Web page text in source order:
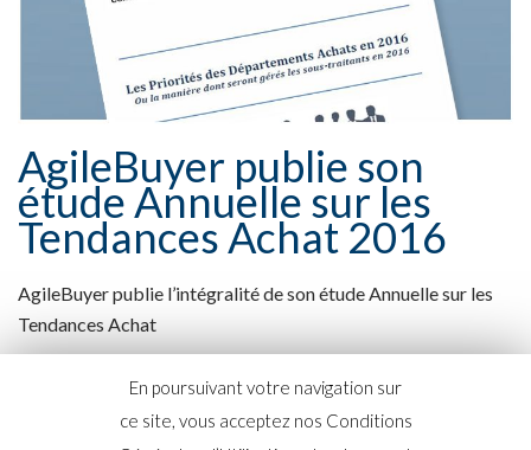
AgileBuyer publie son
étude Annuelle sur les
Tendances Achat 2016
AgileBuyer publie l’intégralité de son étude Annuelle sur les
Tendances Achat
En poursuivant votre navigation sur
ce site, vous acceptez nos Conditions